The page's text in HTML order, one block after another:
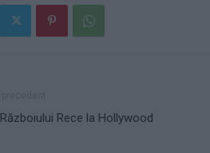
Rece la Hollywood